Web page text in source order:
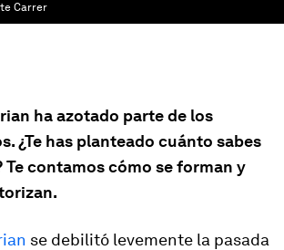
Carrer
ha azotado parte de los
¿Te has planteado cuánto sabes
Te contamos cómo se forman y
se debilitó levemente la pasada